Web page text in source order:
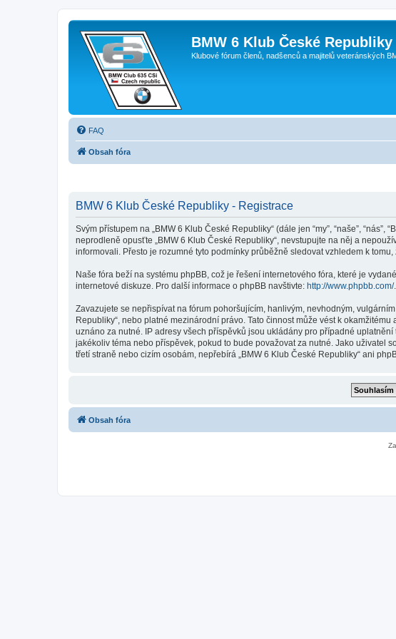
BMW 6 Klub České Republiky
Klubové fórum členů, nadšenců a majitelů veteránských
FAQ
Obsah fóra
BMW 6 Klub České Republiky - Registrace
Svým přístupem na „BMW 6 Klub České Republiky“ (dále jen “my”, “naše”,
neprodleně opusťte „BMW 6 Klub České Republiky“, nevstupujte na něj a
informovali. Přesto je rozumné tyto podmínky průběžně sledovat vzhledem k
Naše fóra beží na systému phpBB, což je řešení internetového fóra, které je vydané
internetové diskuze. Pro další informace o phpBB navštivte: http://www.phpbb.com/.
Zavazujete se nepřispívat na fórum pohoršujícím, hanlivým, nevhodným,
Republiky“, nebo platné mezinárodní právo. Tato činnost může vést k
uznáno za nutné. IP adresy všech příspěvků jsou ukládány pro případné
jakékoliv téma nebo příspěvek, pokud to bude považovat za nutné. Jako uživatel
třetí straně nebo cizím osobám, nepřebírá „BMW 6 Klub České Republiky“ ani
Obsah fóra